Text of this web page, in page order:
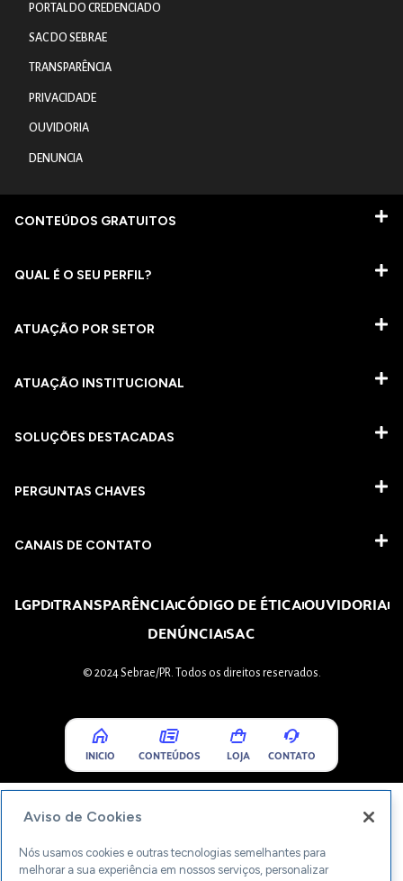
PORTAL DO CREDENCIADO
SAC DO SEBRAE
TRANSPARÊNCIA
PRIVACIDADE
OUVIDORIA
DENUNCIA
CONTEÚDOS GRATUITOS
QUAL É O SEU PERFIL?
ATUAÇÃO POR SETOR
ATUAÇÃO INSTITUCIONAL
SOLUÇÕES DESTACADAS
PERGUNTAS CHAVES​
CANAIS DE CONTATO
LGPDTRANSPARÊNCIACÓDIGO DE ÉTICAOUVIDORIA
DENÚNCIASAC
© 2024 Sebrae/PR. Todos os direitos reservados.
INICIO CONTEÚDOS LOJA CONTATO
Aviso de Cookies
Nós usamos cookies e outras tecnologias semelhantes para
melhorar a sua experiência em nossos serviços, personalizar